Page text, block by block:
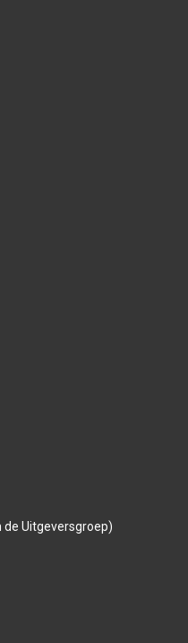
de Uitgeversgroep)